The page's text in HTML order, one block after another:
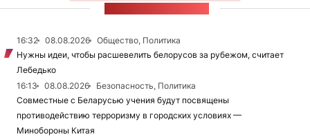
16:32 08.08.2026
Общество, Политика
Нужны идеи, чтобы расшевелить белорусов за рубежом, считает
Лебедько
16:13
08.08.2026
Безопасность, Политика
Совместные с Беларусью учения будут посвящены
противодействию терроризму в городских условиях —
Минобороны Китая